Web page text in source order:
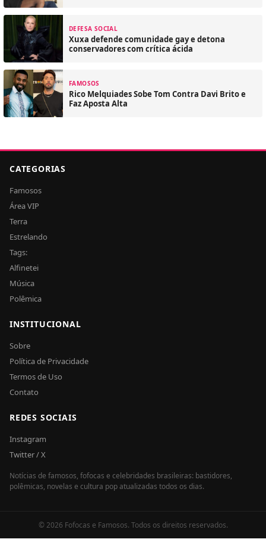
DEFESA SOCIAL
Xuxa defende comunidade gay e detona
conservadores com crítica ácida
FAMOSOS
Rico Melquiades Sobe Tom Contra Davi Brito e
Faz Aposta Alta
CATEGORIAS
Famosos
Área VIP
Terra
Estrelando
Tags:
Alfinetei
Música
Polêmica
INSTITUCIONAL
Sobre
Política de Privacidade
Termos de Uso
Contato
REDES SOCIAIS
Instagram
Twitter / X
Notícias de famosos, fofocas e celebridades brasileiras: bastidores,
polêmicas, novelas e cultura pop atualizadas todos os dias.
© 2026 Fofocas e Famosos. Todos os direitos reservados.